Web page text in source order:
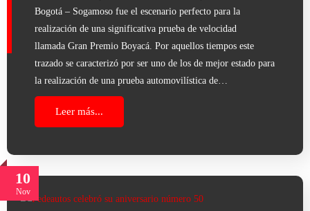
Bogotá – Sogamoso fue el escenario perfecto para la
realización de una significativa prueba de velocidad
llamada Gran Premio Boyacá. Por aquellos tiempos este
trazado se caracterizó por ser uno de los de mejor estado para
la realización de una prueba automovilística de…
Leer más...
10
Nov